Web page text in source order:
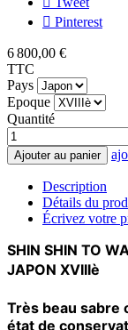
Pinterest
6 800,00 €
TTC
Pays
Epoque
Quantité
Ajouter au panier
Description
Détails du
Écrivez votre
SHIN SHIN TO
JAPON XVIIIè
Très beau sabre
état de